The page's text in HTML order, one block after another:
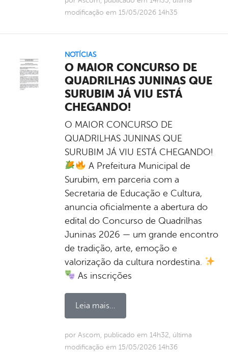
modificação em 15/05/2026 14h35
NOTÍCIAS
O MAIOR CONCURSO DE
QUADRILHAS JUNINAS QUE
SURUBIM JÁ VIU ESTÁ
CHEGANDO!
O MAIOR CONCURSO DE
QUADRILHAS JUNINAS QUE
SURUBIM JÁ VIU ESTÁ CHEGANDO!
A Prefeitura Municipal de
Surubim, em parceria com a
Secretaria de Educação e Cultura,
anuncia oficialmente a abertura do
edital do Concurso de Quadrilhas
Juninas 2026 — um grande encontro
de tradição, arte, emoção e
valorização da cultura nordestina.
As inscrições
Leia mais...
por Ascom, publicado em 14h32, última
modificação em 15/05/2026 14h36